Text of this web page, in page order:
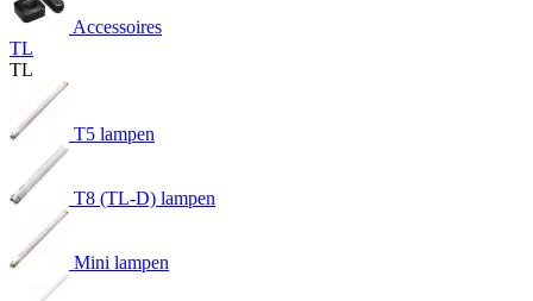
Accessoires
TL
TL
T5 lampen
T8 (TL-D) lampen
Mini lampen